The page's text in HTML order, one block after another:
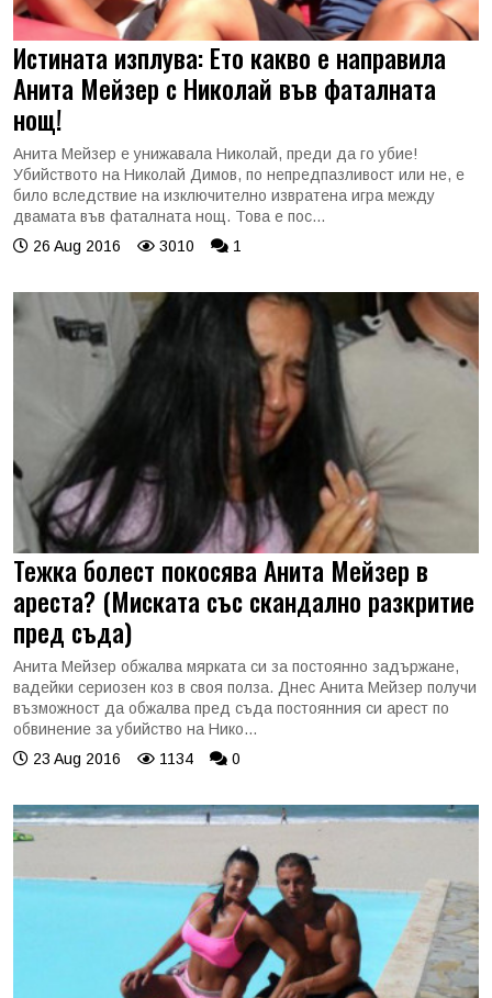
Истината изплува: Ето какво е направила
Анита Мейзер с Николай във фаталната
нощ!
Анита Мейзер е унижавала Николай, преди да го убие!
Убийството на Николай Димов, по непредпазливост или не, е
било вследствие на изключително извратена игра между
двамата във фаталната нощ. Това е пос...
26 Aug 2016
3010 1
Тежка болест покосява Анита Мейзер в
ареста? (Миската със скандално разкритие
пред съда)
Анита Мейзер обжалва мярката си за постоянно задържане,
вадейки сериозен коз в своя полза. Днес Анита Мейзер получи
възможност да обжалва пред съда постоянния си арест по
обвинение за убийство на Нико...
23 Aug 2016
1134 0